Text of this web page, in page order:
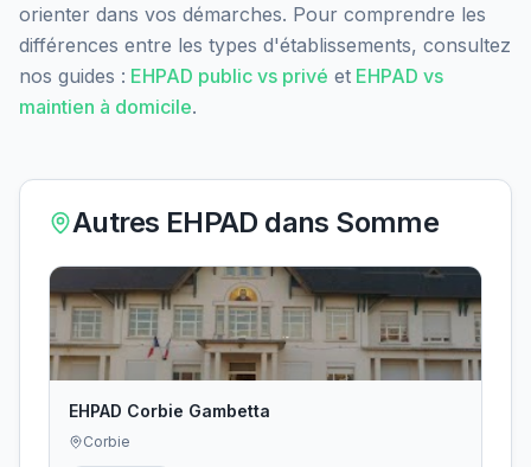
orienter dans vos démarches. Pour comprendre les
différences entre les types d'établissements, consultez
nos guides : EHPAD public vs privé et EHPAD vs
maintien à domicile.
Autres EHPAD dans Somme
EHPAD Corbie Gambetta
Corbie